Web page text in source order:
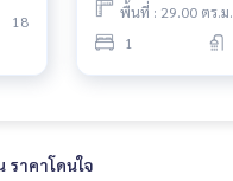
18
พื้นที่ : 29.00 ตร.ม.
1
ราคาโดนใจ